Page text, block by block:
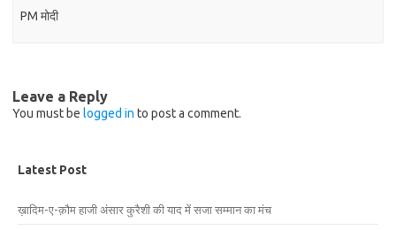
PM मोदी
Leave a Reply
You must be logged in to post a comment.
Latest Post
ख़ादिम-ए-क़ौम हाजी अंसार कुरैशी की याद में सजा सम्मान का मंच